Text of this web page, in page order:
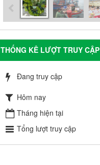
THỐNG KÊ LƯỢT TRUY CẬP
Đang truy cập
Hôm nay
Tháng hiện tại
Tổng lượt truy cập